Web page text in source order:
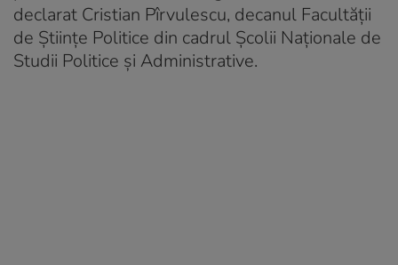
declarat Cristian Pîrvulescu, decanul Facultății
de Științe Politice din cadrul Școlii Naționale de
Studii Politice și Administrative.